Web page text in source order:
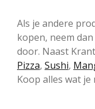
Als je andere
kopen, neem
door. Naast
Pizza, Sushi,
Koop alles wat